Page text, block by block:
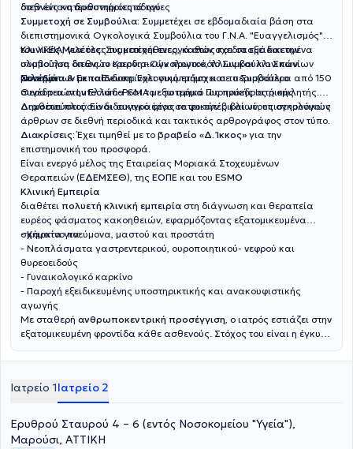
περισσότερες από 2 δεκαετίες και συνεργάζεται με την
"Επιστημονική Εταιρεία Φοιτητών Ιατρικής Ελλάδος" στην
οργάνωση επιστημονικών εκδηλώσεων και την συγγραφή
επιστημονικών άρθρων.
διεθνείς κατευθυντήριες οδηγίες
στην έντονη δραστηριότητά του:
Συμμετοχή σε Συμβούλια: Συμμετέχει σε εβδομαδιαία βάση στα
διεπιστημονικά Ογκολογικά Συμβούλια του Γ.Ν.Α. "Ευαγγελισμός" &
του ΥΓΕΙΑ, για όλες τις κακοήθειες, καθώς και σε εξειδικευμένα
συμβούλια όπως το Καρδιο-Ογκολογικό, το Συμβούλιο Σπανίων
Νοσημάτων με το Ενδοκρινολογικό τμήμα και το Συμβούλιο
Θεραπειών Lutecium-PSMA με το τμήμα Πυρηνικής Ιατρικής.
Κλινικές Μελέτες:Συμμετέχει ενεργά στον σχεδιασμό και την
υλοποίηση διεθνών ερευνητικών πρωτοκόλλων και κλινικών
μελετών
Συνέδρια & Εκπαίδευση:Έχει συμμετάσχει σε περισσότερα από 150
συνέδρια στην Ελλάδα και το εξωτερικό ως πρόεδρος ή ομιλητής.
Διαθέτει πλούσιο διδακτικό έργο σε φοιτητές και νέους ογκολόγους
Δημοσιεύσεις:Είναι συγγραφέας ιατρικών βιβλίων, επιστημονικών
άρθρων σε διεθνή περιοδικά και τακτικός αρθρογράφος στον τύπο.
Διακρίσεις:Έχει τιμηθεί με το βραβείο «Δ. Ίκκος» για την
επιστημονική του προσφορά.
Είναι ενεργό μέλος της Εταιρείας Μοριακά Στοχευμένων
Θεραπειών (ΕΔΕΜΣΕΘ), της ΕΟΠΕ και του ESMO
Κλινική Εμπειρία
διαθέτει πολυετή κλινική εμπειρία στη διάγνωση και θεραπεία
ευρέος φάσματος κακοηθειών, εφαρμόζοντας εξατομικευμένα
σχήματα για:
- Καρκίνο πνεύμονα, μαστού και προστάτη
- Νεοπλάσματα γαστρεντερικού, ουροποιητικού- νεφρού και
θυρεοειδούς
- Γυναικολογικό καρκίνο
- Παροχή εξειδικευμένης υποστηρικτικής και ανακουφιστικής
αγωγής
Με σταθερή ανθρωποκεντρική προσέγγιση, ο ιατρός εστιάζει στην
εξατομικευμένη φροντίδα κάθε ασθενούς. Στόχος του είναι η έγκυρη
οικογενειών τους, διασφαλίζοντας τη βέλτιστη δυνατή ποιότητα
Ιατρείο 1Ιατρείο 2
Ερυθρού Σταυρού 4 – 6 (εντός Νοσοκομείου "Υγεία"),
Μαρούσι, ΑΤΤΙΚΗ